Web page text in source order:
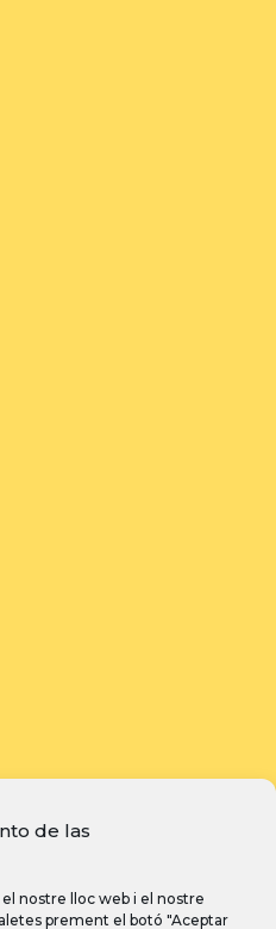
de las
nostre lloc web i el nostre
prement el botó "Aceptar